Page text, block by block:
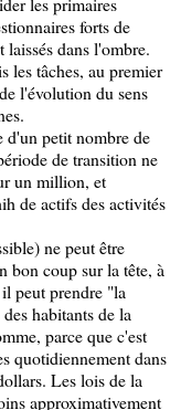
forts de
dans l'ombre.
les tâches, au premier
l'évolution du sens
d'un petit nombre de
de transition ne
un million, et
de actifs des activités
ne peut être
bon coup sur la tête, à
peut prendre "la
habitants de la
parce que c'est
quotidiennement dans
Les lois de la
approximativement